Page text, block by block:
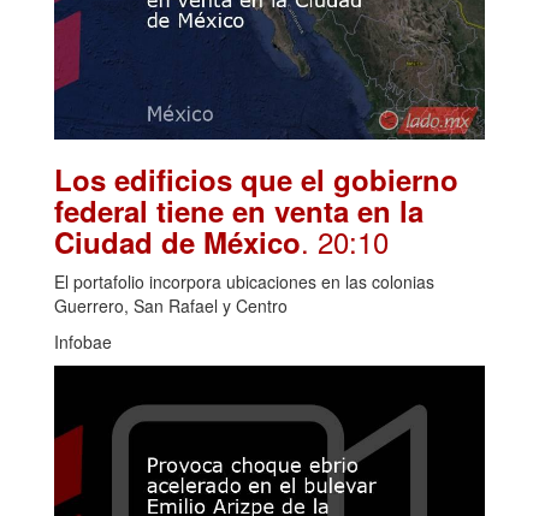
Los edificios que el gobierno
federal tiene en venta en la
Ciudad de México. 20:10
El portafolio incorpora ubicaciones en las colonias
Guerrero, San Rafael y Centro
Infobae